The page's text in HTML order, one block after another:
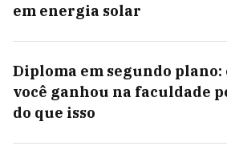
em energia solar
Diploma em segundo
você ganhou na faculdade
do que isso